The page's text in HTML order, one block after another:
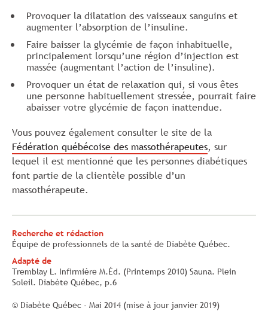
Provoquer la dilatation des vaisseaux sanguins et
augmenter l’absorption de l’insuline.
Faire baisser la glycémie de façon inhabituelle,
principalement lorsqu’une région d’injection est
massée (augmentant l’action de l’insuline).
Provoquer un état de relaxation qui, si vous êtes
une personne habituellement stressée, pourrait faire
abaisser votre glycémie de façon inattendue.
Vous pouvez également consulter le site de la
Fédération québécoise des massothérapeutes, sur
lequel il est mentionné que les personnes diabétiques
font partie de la clientèle possible d’un
massothérapeute.
Recherche et rédaction
Équipe de professionnels de la santé de Diabète Québec.
Adapté de
Tremblay L. Infirmière M.Éd. (Printemps 2010) Sauna. Plein
Soleil. Diabète Québec, p.6
© Diabète Québec - Mai 2014 (mise à jour janvier 2019)